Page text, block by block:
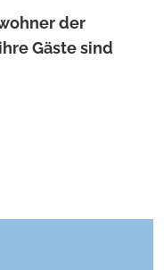
der
Gäste sind